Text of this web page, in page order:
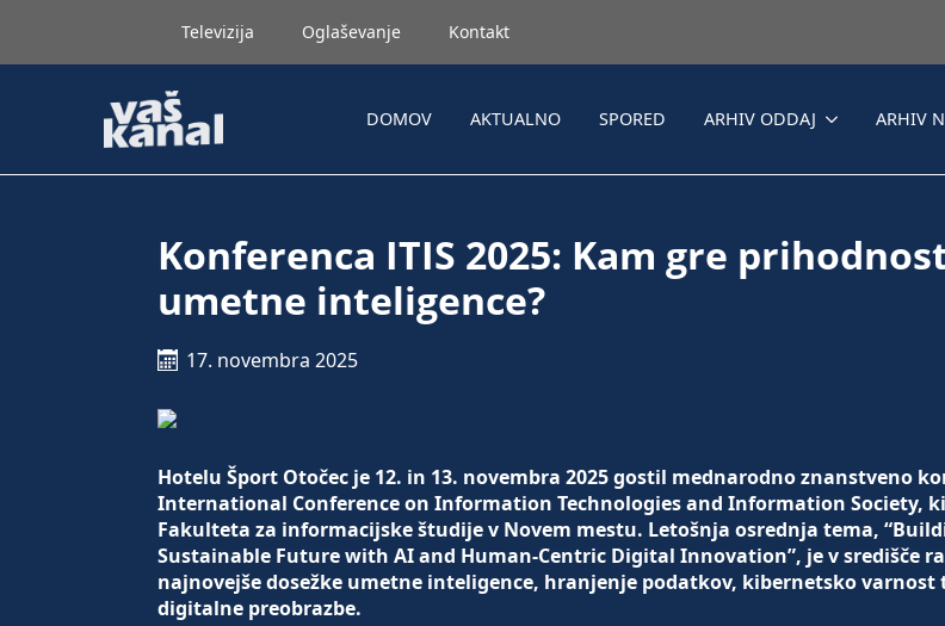
Televizija Oglaševanje Kontakt
DOMOV AKTUALNO SPORED ARHIV ODDAJ ARHIV
Konferenca ITIS 2025: Kam gre
umetne inteligence?
17. novembra 2025
Hotelu Šport Otočec je 12. in 13. novembra 2025 gostil mednarodno znanstveno
International Conference on Information Technologies and Information Society,
Fakulteta za informacijske študije v Novem mestu. Letošnja osrednja tema,
Sustainable Future with AI and Human-Centric Digital Innovation”, je v središče
najnovejše dosežke umetne inteligence, hranjenje podatkov, kibernetsko varnost
digitalne preobrazbe.